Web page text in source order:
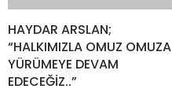
HAYDAR ARSLAN;
“HALKIMIZLA OMUZ OMUZA
YÜRÜMEYE DEVAM
EDECEĞİZ..”